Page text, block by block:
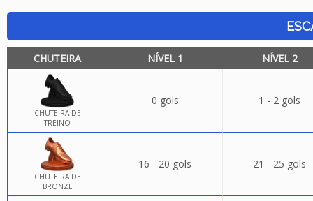
CHUTEIRA NÍVEL 1 NÍVEL 2
CHUTEIRA DE
TREINO
0 gols 1 - 2 gols
CHUTEIRA DE
BRONZE
16 - 20 gols 21 - 25 gols